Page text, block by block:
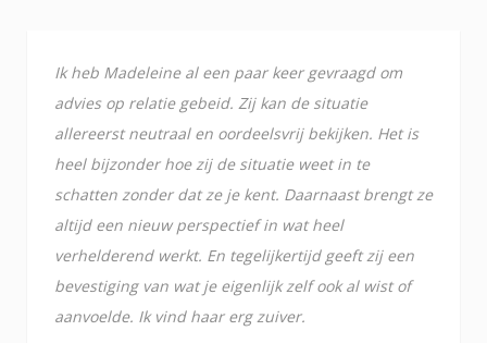
Ik heb Madeleine al een paar keer gevraagd om
advies op relatie gebeid. Zij kan de situatie
allereerst neutraal en oordeelsvrij bekijken. Het is
heel bijzonder hoe zij de situatie weet in te
schatten zonder dat ze je kent. Daarnaast brengt ze
altijd een nieuw perspectief in wat heel
verhelderend werkt. En tegelijkertijd geeft zij een
bevestiging van wat je eigenlijk zelf ook al wist of
aanvoelde. Ik vind haar erg zuiver.